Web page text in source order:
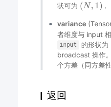
状可为 (N, 1)
(N,1 )
variance
者维度与 input
input
的形状
broadcast 操作
个方差（同方差
返回